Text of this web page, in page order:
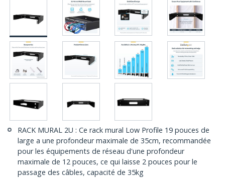
RACK MURAL 2U : Ce rack mural Low Profile 19 pouces de
large a une profondeur maximale de 35cm, recommandée
pour les équipements de réseau d'une profondeur
maximale de 12 pouces, ce qui laisse 2 pouces pour le
passage des câbles, capacité de 35kg